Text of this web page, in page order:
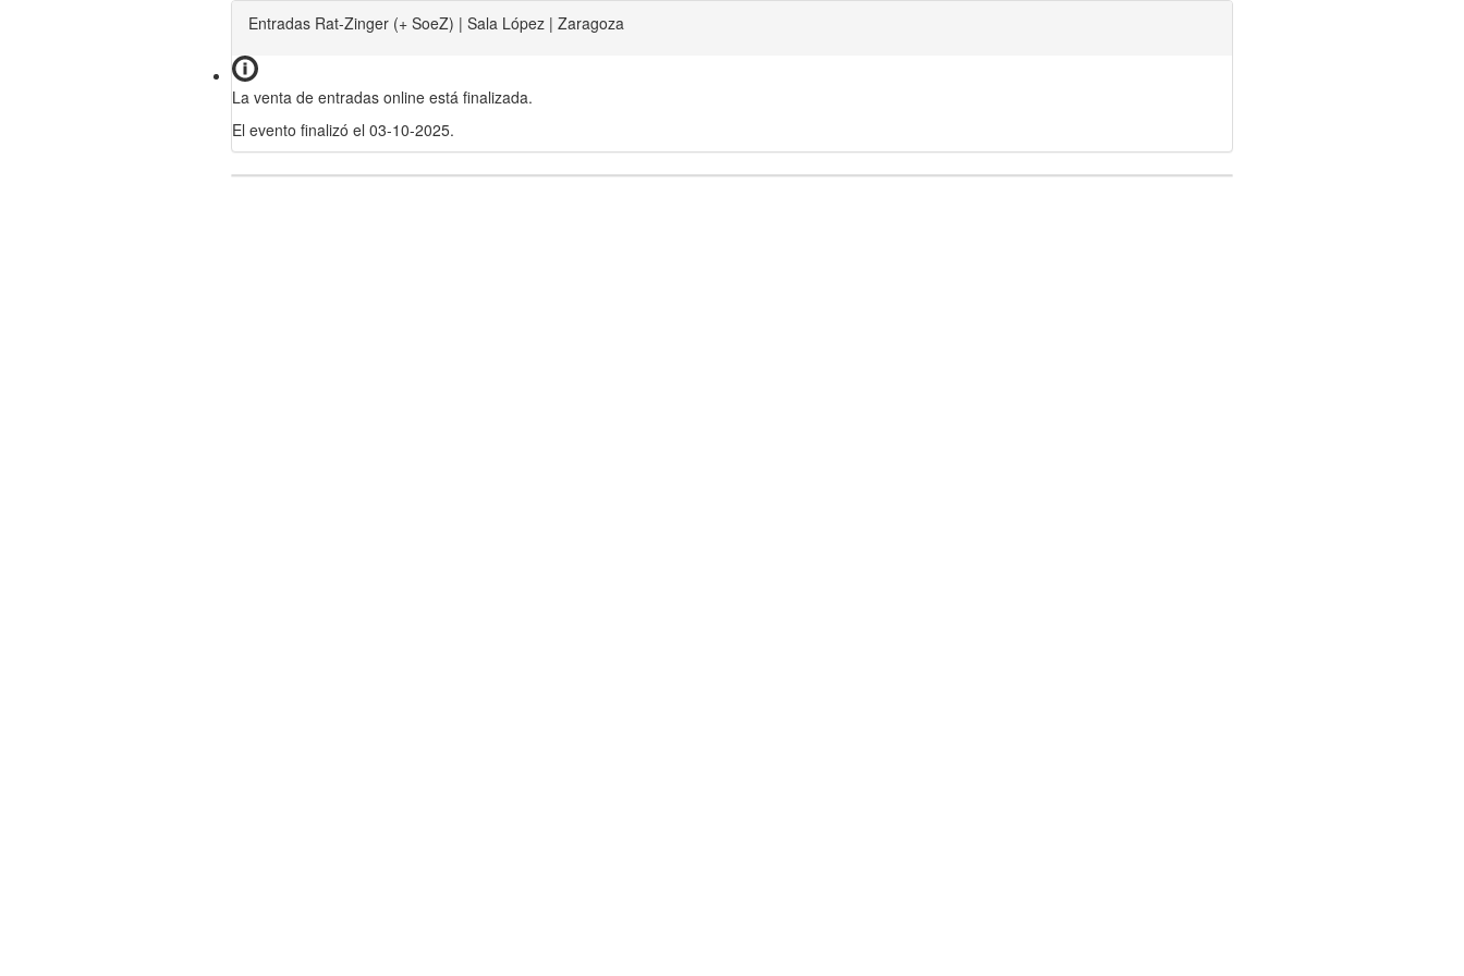
Entradas Rat-Zinger (+ SoeZ) | Sala López | Zaragoza
La venta de entradas online está finalizada.
El evento finalizó el 03-10-2025.